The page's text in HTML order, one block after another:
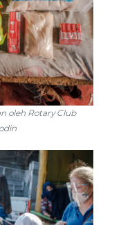
oleh Rotary Club